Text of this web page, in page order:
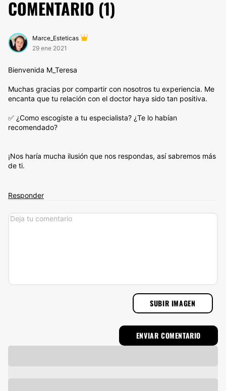
COMENTARIO (1)
Marce_Esteticas
29 ene 2021
Bienvenida M_Teresa
Muchas gracias por compartir con nosotros tu experiencia. Me
encanta que tu relación con el doctor haya sido tan positiva.
✅ ¿Como escogiste a tu especialista? ¿Te lo habían
recomendado?
¡Nos haría mucha ilusión que nos respondas, así sabremos más
de ti.
Responder
SUBIR IMAGEN